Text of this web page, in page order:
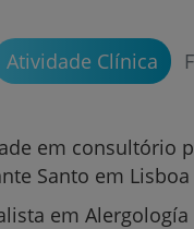
Atividade Clínica
em consultório
Santo em Lisboa
em